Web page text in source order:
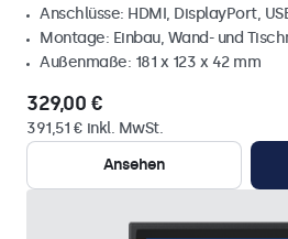
Anschlüsse: HDMI, DisplayPort,
Montage: Einbau, Wand- und
Außenmaße: 181 x 123 x 42 mm
329,00 €
391,51 € inkl. MwSt.
Ansehen